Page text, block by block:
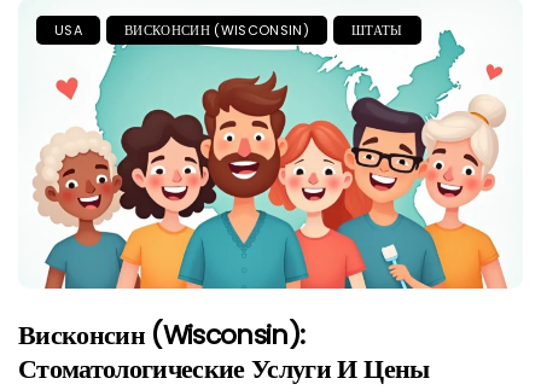
USA ВИСКОНСИН (WISCONSIN) ШТАТЫ
Висконсин (Wisconsin):
Стоматологические Услуги И Цены